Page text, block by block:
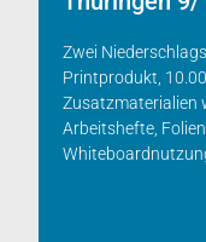
Zwei
Printprodukt,
Zusatzmaterialien
Arbeitshefte,